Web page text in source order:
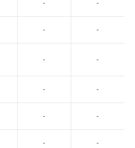
- -
- -
- -
- -
- -
- -